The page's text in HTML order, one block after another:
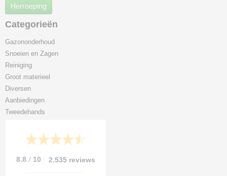
Herroeping
Categorieën
Gazononderhoud
Snoeien en Zagen
Reiniging
Groot materieel
Diversen
Aanbiedingen
Tweedehands
8.8 / 10 2.535 reviews